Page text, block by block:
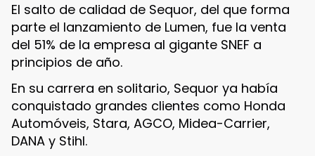
El salto de calidad de Sequor, del que forma
parte el lanzamiento de Lumen, fue la venta
del 51% de la empresa al gigante SNEF a
principios de año.
En su carrera en solitario, Sequor ya había
conquistado grandes clientes como Honda
Automóveis, Stara, AGCO, Midea-Carrier,
DANA y Stihl.